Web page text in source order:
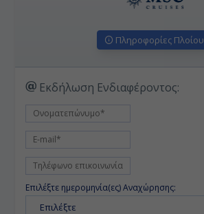
Πληροφορίες Πλοίου
Εκδήλωση Ενδιαφέροντος:
Επιλέξτε ημερομηνία(ες) Αναχώρησης:
Επιλέξτε